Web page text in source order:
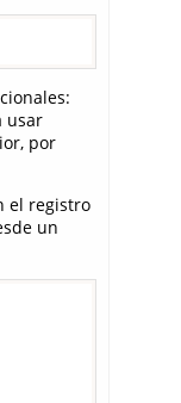
usar
por
el registro
un